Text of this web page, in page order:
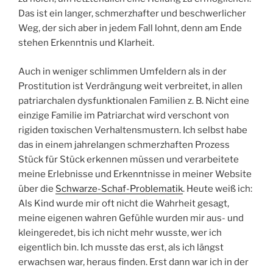
Das ist ein langer, schmerzhafter und beschwerlicher
Weg, der sich aber in jedem Fall lohnt, denn am Ende
stehen Erkenntnis und Klarheit.
Auch in weniger schlimmen Umfeldern als in der
Prostitution ist Verdrängung weit verbreitet, in allen
patriarchalen dysfunktionalen Familien z. B. Nicht eine
einzige Familie im Patriarchat wird verschont von
rigiden toxischen Verhaltensmustern. Ich selbst habe
das in einem jahrelangen schmerzhaften Prozess
Stück für Stück erkennen müssen und verarbeitete
meine Erlebnisse und Erkenntnisse in meiner Website
über die Schwarze-Schaf-Problematik. Heute weiß ich:
Als Kind wurde mir oft nicht die Wahrheit gesagt,
meine eigenen wahren Gefühle wurden mir aus- und
kleingeredet, bis ich nicht mehr wusste, wer ich
eigentlich bin. Ich musste das erst, als ich längst
erwachsen war, heraus finden. Erst dann war ich in der